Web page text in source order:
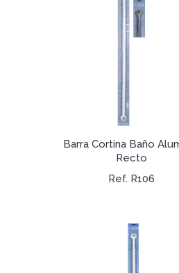
Barra Cortina Baño
Recto
Ref. R106